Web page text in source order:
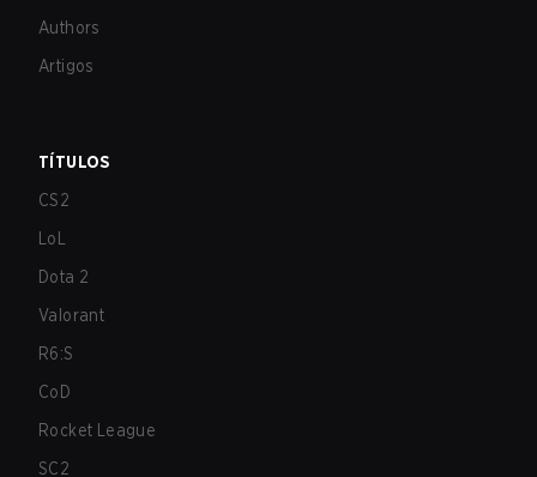
Authors
Artigos
TÍTULOS
CS2
LoL
Dota 2
Valorant
R6:S
CoD
Rocket League
SC2